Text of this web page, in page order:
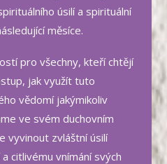
úsilí a spirituální
měsíce.
pro všechny, kteří chtějí
jak využít tuto
vědomí jakýmikoliv
ve svém duchovním
vyvinout zvláštní úsilí
citlivému vnímání svých